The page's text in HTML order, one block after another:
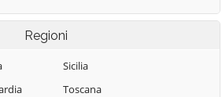
di Puglia
Serracapriola
Stornara
Stornarella
Torremaggiore
Regioni
Sicilia
Toscana